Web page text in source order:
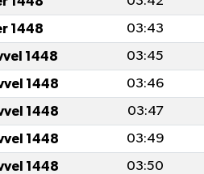
1448 03:43
1448 03:45
1448 03:46
1448 03:47
1448 03:49
1448 03:50